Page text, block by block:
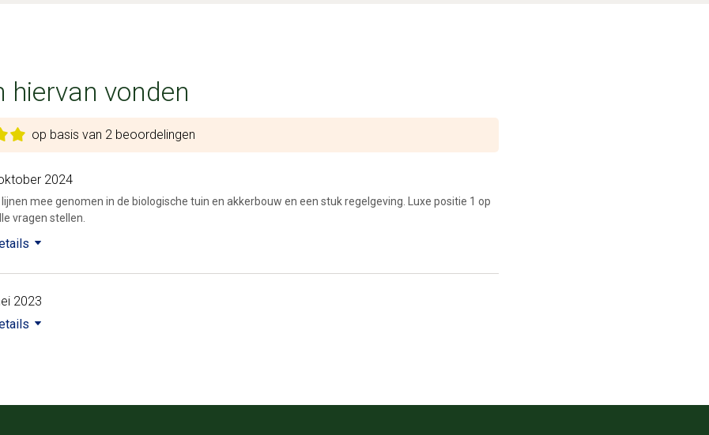
hiervan vonden
op basis van 2 beoordelingen
2024
mee genomen in de biologische tuin en akkerbouw en een stuk regelgeving. Luxe positie 1 op
vragen stellen.
2023